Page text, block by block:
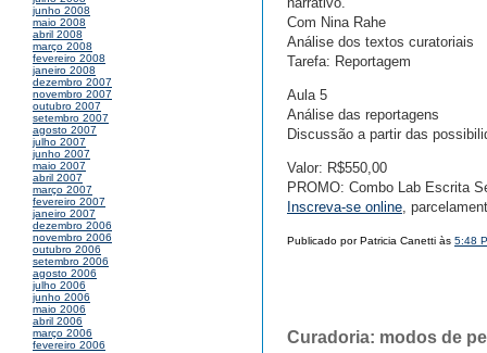
junho 2008
maio 2008
abril 2008
março 2008
fevereiro 2008
janeiro 2008
dezembro 2007
novembro 2007
outubro 2007
setembro 2007
agosto 2007
julho 2007
junho 2007
maio 2007
abril 2007
março 2007
fevereiro 2007
janeiro 2007
dezembro 2006
novembro 2006
outubro 2006
setembro 2006
agosto 2006
julho 2006
junho 2006
maio 2006
abril 2006
março 2006
fevereiro 2006
Com Nina Rahe
Análise dos textos curatoriais
Tarefa: Reportagem
Aula 5
Análise das reportagens
Discussão a partir das
Valor: R$550,00
PROMO: Combo Lab Escrita
Inscreva-se online ,
Publicado por Patricia Canetti às 5:48
Curadoria: modos de